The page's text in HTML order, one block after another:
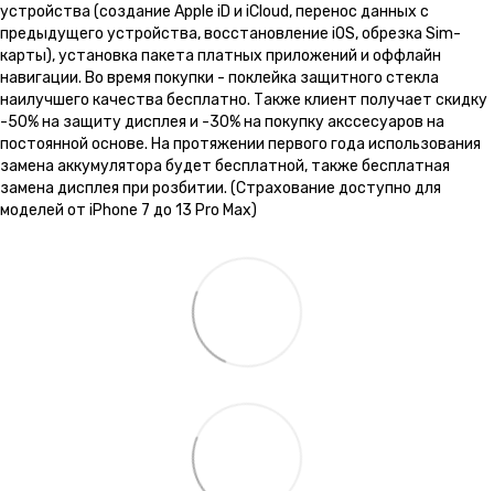
устройства (создание Apple iD и iCloud, перенос данных с
предыдущего устройства, восстановление iOS, обрезка Sim-
карты), установка пакета платных приложений и оффлайн
навигации. Во время покупки - поклейка защитного стекла
наилучшего качества бесплатно. Также клиент получает скидку
-50% на защиту дисплея и -30% на покупку акссесуаров на
постоянной основе. На протяжении первого года использования
замена аккумулятора будет бесплатной, также бесплатная
замена дисплея при розбитии. (Страхование доступно для
моделей от iPhone 7 до 13 Pro Max)